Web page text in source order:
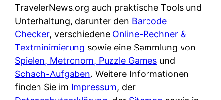
e
s
t
s
i
e
g
e
s
c
h
e
n
d
e
TravelerNews.org auch praktische Tools und
Unterhaltung, darunter den Barcode
Checker, verschiedene Online-Rechner &
Textminimierung sowie eine Sammlung von
Spielen, Metronom, Puzzle Games und
Schach-Aufgaben. Weitere Informationen
finden Sie im Impressum, der